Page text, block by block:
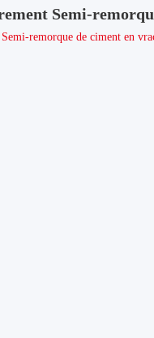
Semi-
Semi-remorque de ciment en